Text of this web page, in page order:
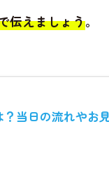
伝えましょう。
当日の流れやお